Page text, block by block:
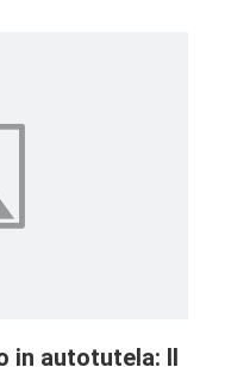
in autotutela: Il